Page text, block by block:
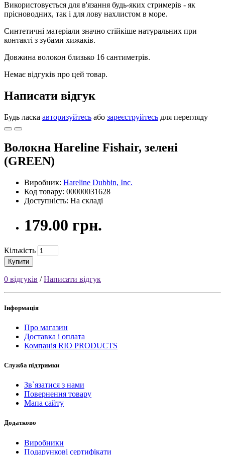
Використовується для в'язання будь-яких стримерів - як
прісноводних, так і для лову нахлистом в море.
Синтетичні матеріали значно стійкіше натуральних при
контакті з зубами хижаків.
Довжина волокон близько 16 сантиметрів.
Немає відгуків про цей товар.
Написати відгук
Будь ласка авторизуйтесь або зареєструйтесь для перегляду
Волокна Hareline Fishair, зелені
(GREEN)
Виробник: Hareline Dubbin, Inc.
Код товару: 00000031628
Доступність: На складі
179.00 грн.
Кількість
Купити
0 відгуків /Написати відгук
Інформація
Про магазин
Доставка і оплата
Компанія RIO PRODUCTS
Служба підтримки
Зв`язатися з нами
Повернення товару
Мапа сайту
Додатково
Виробники
Подарункові сертифікати